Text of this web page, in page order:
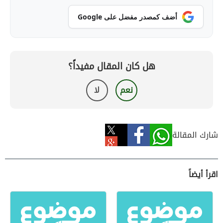
أضف كمصدر مفضل على Google
هل كان المقال مفيداً؟
نعم لا
شارك المقالة
اقرأ أيضاً